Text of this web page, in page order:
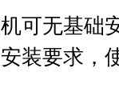
无基础
装要求，